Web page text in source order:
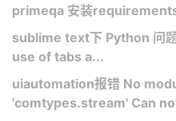
primeqa 安装
sublime text下 Python 问
use of tabs a...
uiautomation报错 No
'comtypes.stream' Can